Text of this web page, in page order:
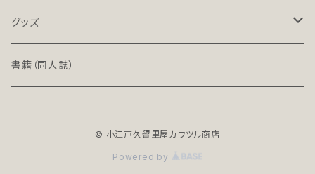
PRO（プロ）
PRO-NC（プロ／ノンクレジット版）
関東地方の鉄道（デジタル）
中部地方の鉄道（デジタル）
鉄道路線図
高速道路案内図
グッズ
文具（クリアファイル）
書籍（同人誌）
© 小江戸久留里屋カワツル商店
Powered by